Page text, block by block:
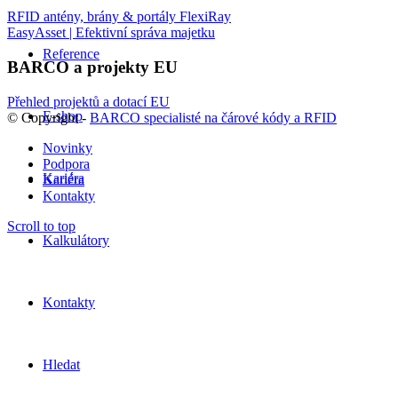
Reference
E-shop
Kariéra
Kalkulátory
Kontakty
Hledat
RFID antény, brány & portály FlexiRay
EasyAsset | Efektivní správa majetku
BARCO a projekty EU
Přehled projektů a dotací EU
© Copyright - BARCO specialisté na čárové kódy a RFID
Novinky
Podpora
Kariéra
Kontakty
Scroll to top